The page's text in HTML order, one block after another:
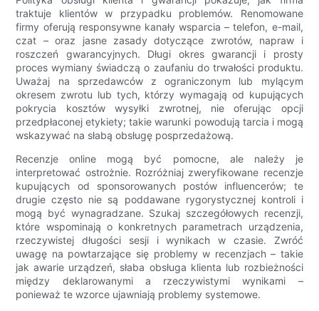
traktuje klientów w przypadku problemów. Renomowane
firmy oferują responsywne kanały wsparcia – telefon, e-mail,
czat – oraz jasne zasady dotyczące zwrotów, napraw i
roszczeń gwarancyjnych. Długi okres gwarancji i prosty
proces wymiany świadczą o zaufaniu do trwałości produktu.
Uważaj na sprzedawców z ograniczonym lub mylącym
okresem zwrotu lub tych, którzy wymagają od kupujących
pokrycia kosztów wysyłki zwrotnej, nie oferując opcji
przedpłaconej etykiety; takie warunki powodują tarcia i mogą
wskazywać na słabą obsługę posprzedażową.
Recenzje online mogą być pomocne, ale należy je
interpretować ostrożnie. Rozróżniaj zweryfikowane recenzje
kupujących od sponsorowanych postów influencerów; te
drugie często nie są poddawane rygorystycznej kontroli i
mogą być wynagradzane. Szukaj szczegółowych recenzji,
które wspominają o konkretnych parametrach urządzenia,
rzeczywistej długości sesji i wynikach w czasie. Zwróć
uwagę na powtarzające się problemy w recenzjach – takie
jak awarie urządzeń, słaba obsługa klienta lub rozbieżności
między deklarowanymi a rzeczywistymi wynikami –
ponieważ te wzorce ujawniają problemy systemowe.